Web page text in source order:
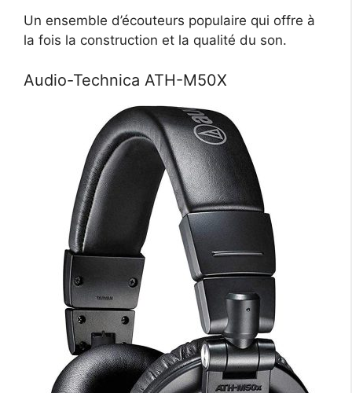
Un ensemble d’écouteurs populaire qui offre à
la fois la construction et la qualité du son.
Audio-Technica ATH-M50X